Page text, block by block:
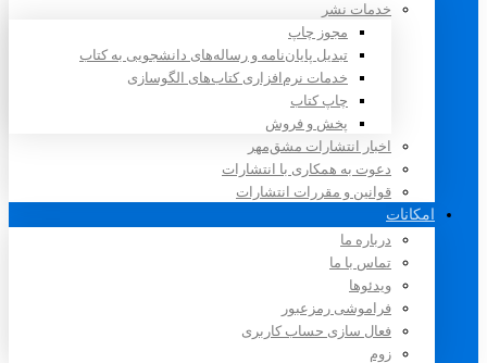
خدمات نشر
مجوز چاپ
تبدیل پایان‌نامه و رساله‌های دانشجویی به کتاب
خدمات نرم‌افزاری کتاب‌های الگوسازی
چاپ کتاب
پخش و فروش
اخبار انتشارات مشق‌مهر
دعوت به همکاری با انتشارات
قوانین و مقررات انتشارات
امکانات
درباره ما
تماس با ما
ویدئوها
فراموشی رمزعبور
فعال سازی حساب کاربری
زوم